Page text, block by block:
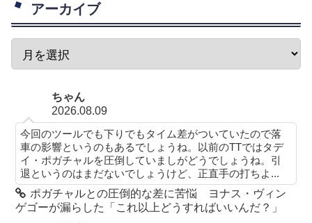
アーカイブ
ちゃん
2026.08.09
今回のツールでも下りでもタイム差がついていたので落
車の影響というのもあるでしょうね。以前のTTではタデ
イ・ポガチャルを圧倒していましがどうでしょうね。引
退というのはまだないでしょうけど、正直手の打ちよ...
ポガチャルとの圧倒的な差に苦悩 ヨナス・ヴィン
ゲゴーが漏らした「これ以上どうすればいいんだ？」